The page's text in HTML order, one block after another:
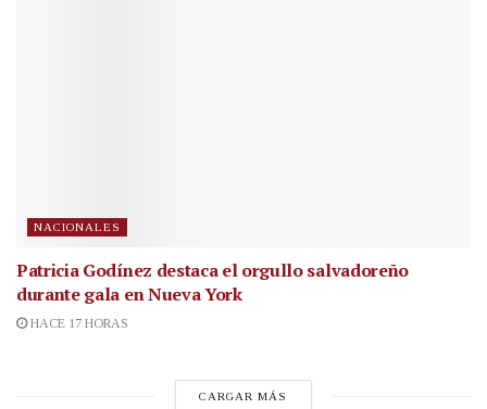
NACIONALES
Patricia Godínez destaca el orgullo salvadoreño
durante gala en Nueva York
HACE 17 HORAS
CARGAR MÁS